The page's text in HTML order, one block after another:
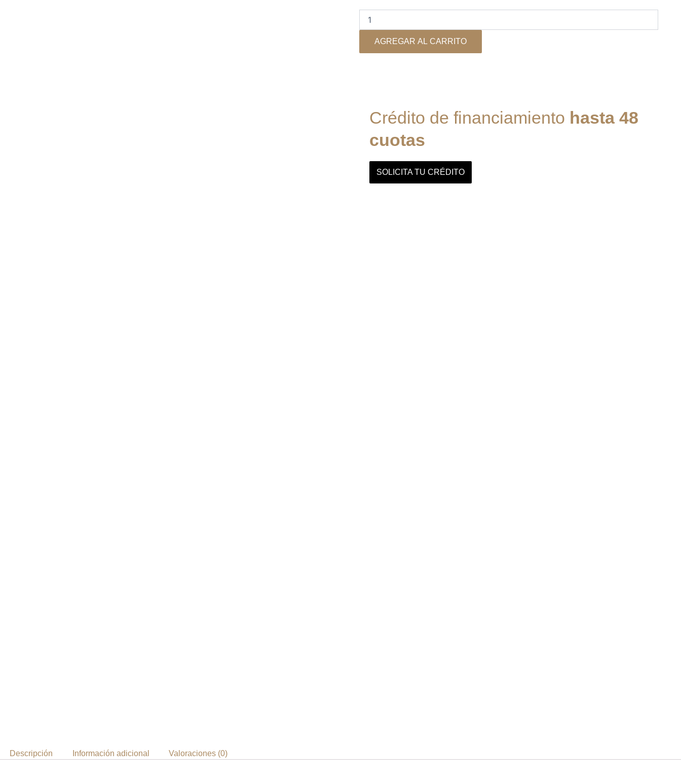
System
cantidad
AGREGAR AL CARRITO
Crédito de financiamiento hasta 48
cuotas
SOLICITA TU CRÉDITO
Descripción Información adicional Valoraciones (0)